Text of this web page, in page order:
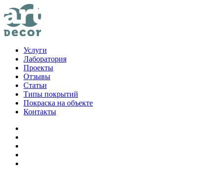
Услуги
Лаборатория
Проекты
Отзывы
Статьи
Типы покрытий
Покраска на объекте
Контакты